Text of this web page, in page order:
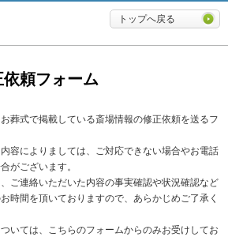
必要最低限に絞ったよりそうお
トップへ戻る
頼フォーム
葬式で掲載している斎場情報の修正依頼を送るフ
容によりましては、ご対応できない場合やお電話
がございます。
ご連絡いただいた内容の事実確認や状況確認など
時間を頂いておりますので、あらかじめご了承く
いては、こちらのフォームからのみお受けしてお